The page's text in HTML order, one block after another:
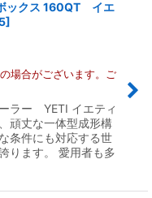
ックス 160QT イエ
]
場合がございます。ご
ラー YETI イエティ
頑丈な一体型成形構
条件にも対応する世
ります。 愛用者も多